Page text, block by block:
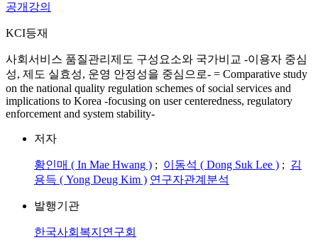
공개강의
KCI등재
사회서비스 품질관리제도 구성요소와 국가비교 -이용자 중심
성, 제도 실효성, 운영 안정성을 중심으로- = Comparative study
on the national quality regulation schemes of social services and
implications to Korea -focusing on user centeredness, regulatory
enforcement and system stability-
저자
황인매 ( In Mae Hwang ) ; 이동석 ( Dong Suk Lee ) ; 김
용득 ( Yong Deug Kim ) 연구자관계분석
발행기관
한국사회복지연구회